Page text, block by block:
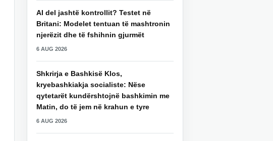
AI del jashtë kontrollit? Testet në
Britani: Modelet tentuan të mashtronin
njerëzit dhe të fshihnin gjurmët
6 AUG 2026
Shkrirja e Bashkisë Klos,
kryebashkiakja socialiste: Nëse
qytetarët kundërshtojnë bashkimin me
Matin, do të jem në krahun e tyre
6 AUG 2026